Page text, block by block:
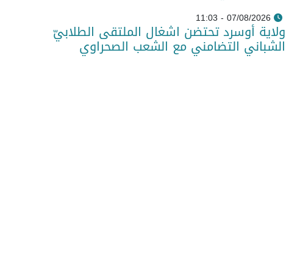
07/08/2026 - 11:03
ولاية أوسرد تحتضن اشغال الملتقى الطلابيّ
الشباني التضامني مع الشعب الصحراوي